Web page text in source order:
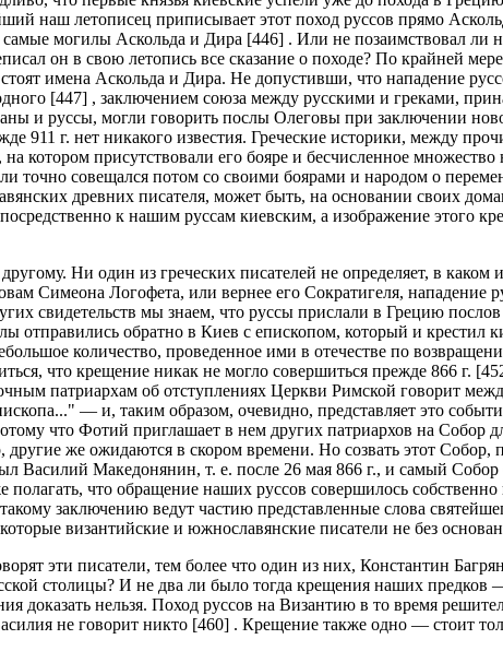
наш летописец приписывает этот поход руссов прямо
могилы Аскольда и Дира [446] . Или не позаимствовал ли
он в свою летопись все сказание о походе? По крайней
имена Аскольда и Дира. Не допустивши, что нападение
[447] , заключением союза между русскими и греками,
и руссы, могли говорить послы Олеговы при заключении
911 г. нет никакого известия. Греческие историки, между
на котором присутствовали его бояре и бесчисленное
точно совещался потом со своими боярами и народом о
древних писателя, может быть, на основании своих
к нашим руссам киевским, а изображение этого
Ни один из греческих писателей не определяет, в
Симеона Логофета, или вернее его Сократигеля, нападение
свидетельств мы знаем, что руссы прислали в Грецию
отправились обратно в Киев с епископом, который и
количество, проведенное ими в отечестве по
что крещение никак не могло совершиться прежде 866 г.
патриархам об отступлениях Церкви Римской говорит
— и, таким образом, очевидно, представляет это
что Фотий приглашает в нем других патриархов на
же ожидаются в скором времени. Но созвать этот
Василий Македонянин, т. е. после 26 мая 866 г., и самый
что обращение наших руссов совершилось
заключению ведут частию представленные слова
византийские и южнославянские писатели не без
эти писатели, тем более что один из них, Константин
столицы? И не два ли было тогда крещения наших
доказать нельзя. Поход руссов на Византию в то время
не говорит никто [460] . Крещение также одно — стоит